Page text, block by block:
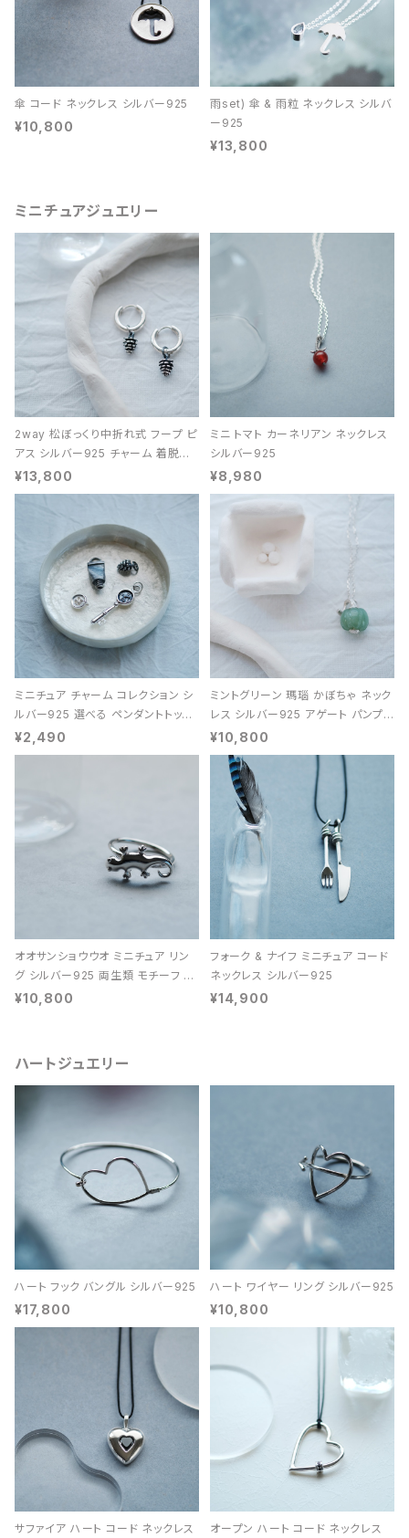
傘 コード ネックレス シルバー925
¥10,800
雨set) 傘 & 雨粒 ネックレス シルバ
ー925
¥13,800
ミニチュアジュエリー
2way 松ぼっくり中折れ式 フープ ピ
アス シルバー925 チャーム 着脱可
能 レディース ユニセックス
¥13,800
ミニ トマト カーネリアン ネックレス
シルバー925
¥8,980
ミニチュア チャーム コレクション シ
ルバー925 選べる ペンダントトップ
レディース ユニセックス
¥2,490
ミントグリーン 瑪瑙 かぼちゃ ネック
レス シルバー925 アゲート パンプキ
ン 天然石 レディース
¥10,800
オオサンショウウオ ミニチュア リン
グ シルバー925 両生類 モチーフ レ
ディース ユニセックス
¥10,800
フォーク & ナイフ ミニチュア コード
ネックレス シルバー925
¥14,900
ハートジュエリー
ハート フック バングル シルバー925
¥17,800
ハート ワイヤー リング シルバー925
¥10,800
サファイア ハート コード ネックレス オープン ハート コード ネックレス